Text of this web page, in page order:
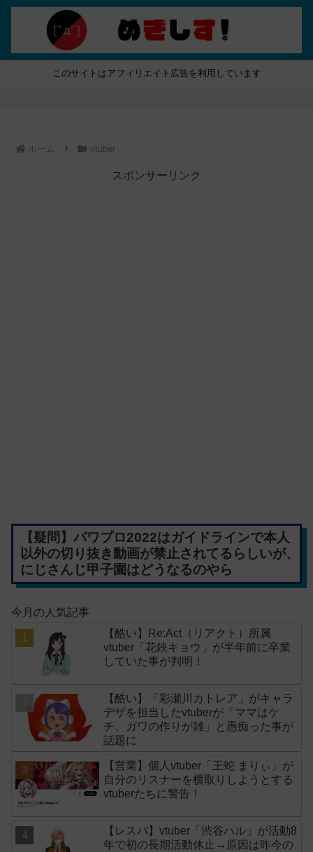
このサイトはアフィリエイト広告を利用しています
ホーム vtuber
スポンサーリンク
【疑問】パワプロ2022はガイドラインで本人
以外の切り抜き動画が禁止されてるらしいが、
にじさんじ甲子園はどうなるのやら
今月の人気記事
【酷い】Re:Act（リアクト）所属
vtuber「花鋏キョウ」が半年前に卒業
していた事が判明！
【酷い】「彩瀬川カトレア」がキャラ
デザを担当したvtuberが「ママはケ
チ、ガワの作りが雑」と愚痴った事が
話題に
【営業】個人vtuber「王蛇 まりぃ」が
自分のリスナーを横取りしようとする
vtuberたちに警告！
【レスバ】vtuber「渋谷ハル」が活動8
年で初の長期活動休止→原因は昨今の